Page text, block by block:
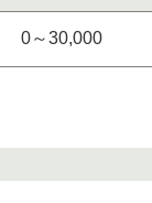
0～30,000